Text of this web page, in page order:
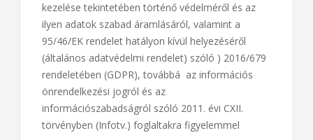
kezelése tekintetében történő védelméről és az
ilyen adatok szabad áramlásáról, valamint a
95/46/EK rendelet hatályon kívül helyezéséről
(általános adatvédelmi rendelet) szóló ) 2016/679
rendeletében (GDPR), továbbá az információs
önrendelkezési jogról és az
információszabadságról szóló 2011. évi CXII.
törvényben (Infotv.) foglaltakra figyelemmel